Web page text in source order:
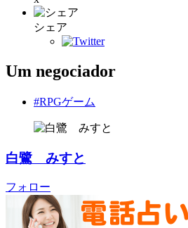
シェア
Um negociador
#RPGゲーム
白鷺 みすと
フォロー